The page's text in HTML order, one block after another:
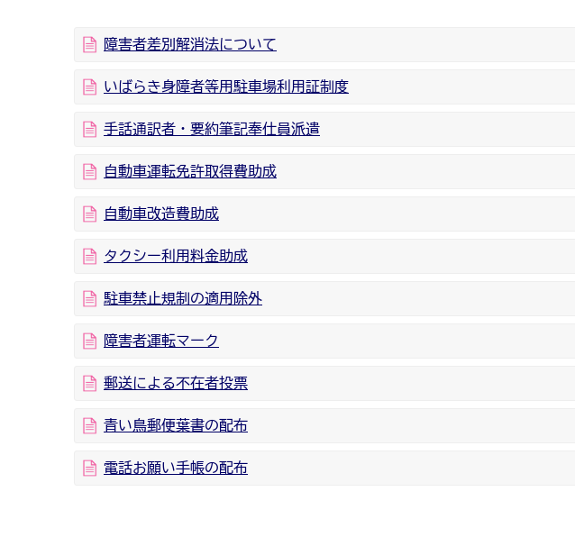
障害者差別解消法について
いばらき身障者等用駐車場利用証制度
手話通訳者・要約筆記奉仕員派遣
自動車運転免許取得費助成
自動車改造費助成
タクシー利用料金助成
駐車禁止規制の適用除外
障害者運転マーク
郵送による不在者投票
青い鳥郵便葉書の配布
電話お願い手帳の配布